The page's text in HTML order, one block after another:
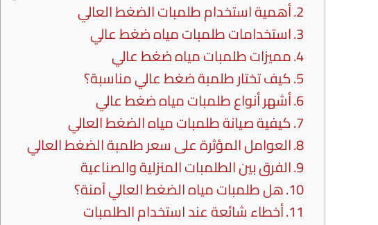
أهمية استخدام طلمبات الضغط العالي
استخدامات طلمبات مياه ضغط عالي
مميزات طلمبات مياه ضغط عالي
كيف تختار طلمبة ضغط عالي مناسبة؟
أشهر أنواع طلمبات مياه ضغط عالي
كيفية صيانة طلمبات مياه الضغط العالي
العوامل المؤثرة على سعر طلمبة الضغط العالي
الفرق بين الطلمبات المنزلية والصناعية
هل طلمبات مياه الضغط العالي آمنة؟
أخطاء شائعة عند استخدام الطلمبات